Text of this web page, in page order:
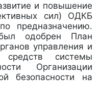
и повышение
сил) ОДКБ
предназначению.
одобрен План
управления и
системы
Организации
безопасности на